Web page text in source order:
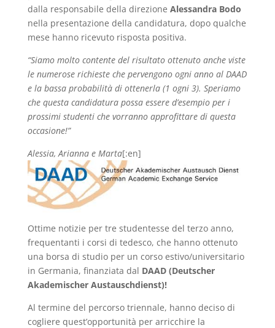
dalla responsabile della direzione Alessandra Bodo
nella presentazione della candidatura, dopo qualche
mese hanno ricevuto risposta positiva.
“Siamo molto contente del risultato ottenuto anche viste
le numerose richieste che pervengono ogni anno al DAAD
e la bassa probabilità di ottenerla (1 ogni 3). Speriamo
che questa candidatura possa essere d’esempio per i
prossimi studenti che vorranno approfittare di questa
occasione!”
Alessia, Arianna e Marta[:en]
Ottime notizie per tre studentesse del terzo anno,
frequentanti i corsi di tedesco, che hanno ottenuto
una borsa di studio per un corso estivo/universitario
in Germania, finanziata dal DAAD (Deutscher
Akademischer Austauschdienst)!
Al termine del percorso triennale, hanno deciso di
cogliere quest’opportunità per arricchire la